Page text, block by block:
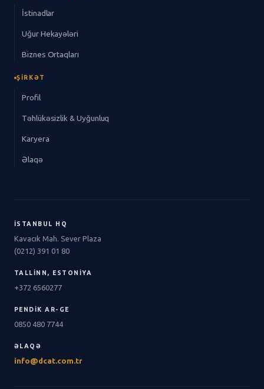
İstinadlar
Uğur Hekayələri
Biznes Ortaqları
ŞIRKƏT
Profil
Təhlükəsizlik & Uyğunluq
Karyera
Əlaqə
İSTANBUL HQ
Kavacık Mah. Sever Plaza
(0212) 391 01 80
TALLINN, ESTONIYA
+372 6560277
PENDIK AR-GE
0850 480 7744
ƏLAQƏ
info@dcat.com.tr